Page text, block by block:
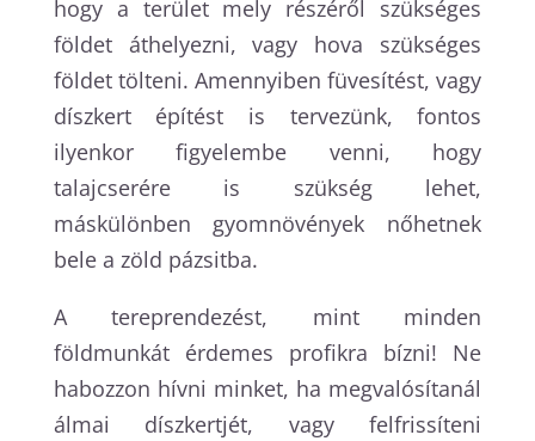
hogy a terület mely részéről szükséges
földet áthelyezni, vagy hova szükséges
földet tölteni. Amennyiben füvesítést, vagy
díszkert építést is tervezünk, fontos
ilyenkor figyelembe venni, hogy
talajcserére is szükség lehet,
máskülönben gyomnövények nőhetnek
bele a zöld pázsitba.
A tereprendezést, mint minden
földmunkát érdemes profikra bízni! Ne
habozzon hívni minket, ha megvalósítanál
álmai díszkertjét, vagy felfrissíteni